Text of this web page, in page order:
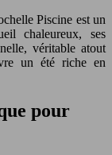
Piscine est un
chaleureux, ses
véritable atout
un été riche en
pour